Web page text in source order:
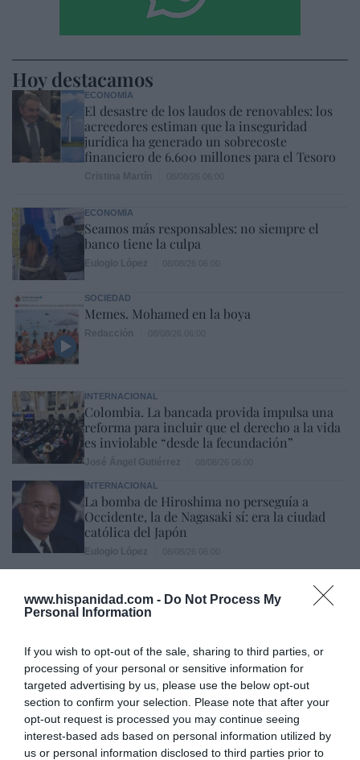
www.hispanidad.com - Do Not Process My
Personal Information
If you wish to opt-out of the sale, sharing to third parties, or
processing of your personal or sensitive information for
targeted advertising by us, please use the below opt-out
section to confirm your selection. Please note that after your
opt-out request is processed you may continue seeing
interest-based ads based on personal information utilized by
us or personal information disclosed to third parties prior to
Hoy destacamos
ECONOMÍA
El desastre de los laudos de renovables: los
acreedores estiman que la inseguridad
jurídica ha generado un sobrecoste
financiero de 6.600 millones para el Tesoro
ECONOMÍA
Seamos más responsables: no siempre el
banco tiene la culpa
SOCIEDAD
Memes. Mohamed en la boya
INTERNACIONAL
Colombia. La bancada provida impulsa una
reforma para incluir que el derecho a la vida
es inviolable “desde la fecundación”
INTERNACIONAL
La bomba de Hiroshima no perseguía a
Occidente, la de Nagasaki sí: era la ciudad
católica del Japón
La batalla no es solo “híbrida” ni
“biopolítica”, sino espiritual... y la ganará la
Gabriel Galdón 08/08/26 06:00
SOCIEDAD
Eslovaquia no admite el gaymonio...
bendecido en otros miembros de la Unión
Europea
Eulogio López 08/08/26 06:00